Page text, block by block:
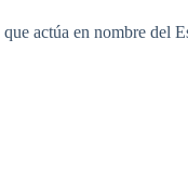
actúa en nombre del